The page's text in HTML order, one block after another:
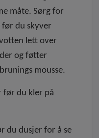
måte. Sørg for
før du skyver
lett over
og føtter
mousse.
før du kler på
du dusjer for å se